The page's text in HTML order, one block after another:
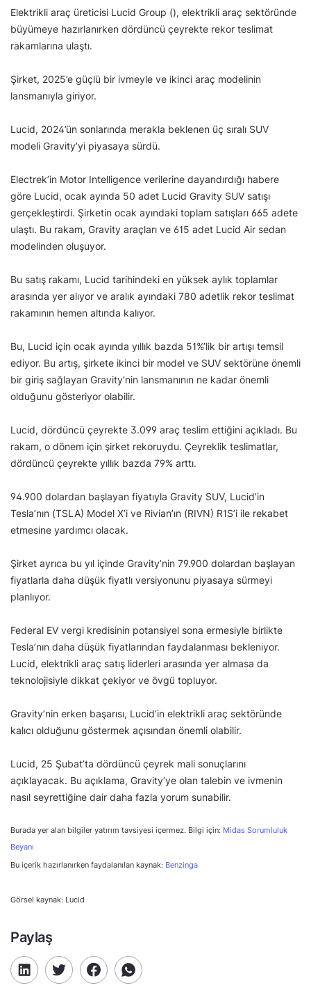
Elektrikli araç üreticisi Lucid Group (), elektrikli araç sektöründe
büyümeye hazırlanırken dördüncü çeyrekte rekor teslimat
rakamlarına ulaştı.
Şirket, 2025’e güçlü bir ivmeyle ve ikinci araç modelinin
lansmanıyla giriyor.
Lucid, 2024’ün sonlarında merakla beklenen üç sıralı SUV
modeli Gravity’yi piyasaya sürdü.
Electrek’in Motor Intelligence verilerine dayandırdığı habere
göre Lucid, ocak ayında 50 adet Lucid Gravity SUV satışı
gerçekleştirdi. Şirketin ocak ayındaki toplam satışları 665 adete
ulaştı. Bu rakam, Gravity araçları ve 615 adet Lucid Air sedan
modelinden oluşuyor.
Bu satış rakamı, Lucid tarihindeki en yüksek aylık toplamlar
arasında yer alıyor ve aralık ayındaki 780 adetlik rekor teslimat
rakamının hemen altında kalıyor.
Bu, Lucid için ocak ayında yıllık bazda 51%’lik bir artışı temsil
ediyor. Bu artış, şirkete ikinci bir model ve SUV sektörüne önemli
bir giriş sağlayan Gravity’nin lansmanının ne kadar önemli
olduğunu gösteriyor olabilir.
Lucid, dördüncü çeyrekte 3.099 araç teslim ettiğini açıkladı. Bu
rakam, o dönem için şirket rekoruydu. Çeyreklik teslimatlar,
dördüncü çeyrekte yıllık bazda 79% arttı.
94.900 dolardan başlayan fiyatıyla Gravity SUV, Lucid’in
Tesla’nın (TSLA) Model X’i ve Rivian’ın (RIVN) R1S’i ile rekabet
etmesine yardımcı olacak.
Şirket ayrıca bu yıl içinde Gravity’nin 79.900 dolardan başlayan
fiyatlarla daha düşük fiyatlı versiyonunu piyasaya sürmeyi
planlıyor.
Federal EV vergi kredisinin potansiyel sona ermesiyle birlikte
Tesla’nın daha düşük fiyatlarından faydalanması bekleniyor.
Lucid, elektrikli araç satış liderleri arasında yer almasa da
teknolojisiyle dikkat çekiyor ve övgü topluyor.
Gravity’nin erken başarısı, Lucid’in elektrikli araç sektöründe
kalıcı olduğunu göstermek açısından önemli olabilir.
Lucid, 25 Şubat’ta dördüncü çeyrek mali sonuçlarını
açıklayacak. Bu açıklama, Gravity’ye olan talebin ve ivmenin
nasıl seyrettiğine dair daha fazla yorum sunabilir.
Burada yer alan bilgiler yatırım tavsiyesi içermez. Bilgi için: Midas Sorumluluk
Beyanı
Bu içerik hazırlanırken faydalanılan kaynak: Benzinga
Görsel kaynak: Lucid
Paylaş